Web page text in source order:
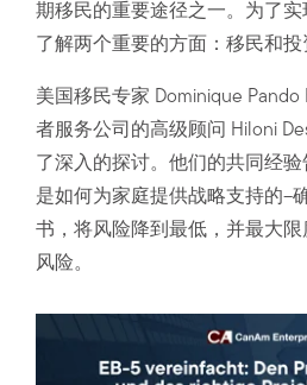
期移民的重要途径之一。为了
了解两个重要的方面：移民和投
美国移民专家 Dominique Pando
者服务公司的高级顾问 Hiloni
了深入的探讨。他们的共同经
是如何为家庭提供战略支持的–
书，将风险降到最低，并最大
风险。